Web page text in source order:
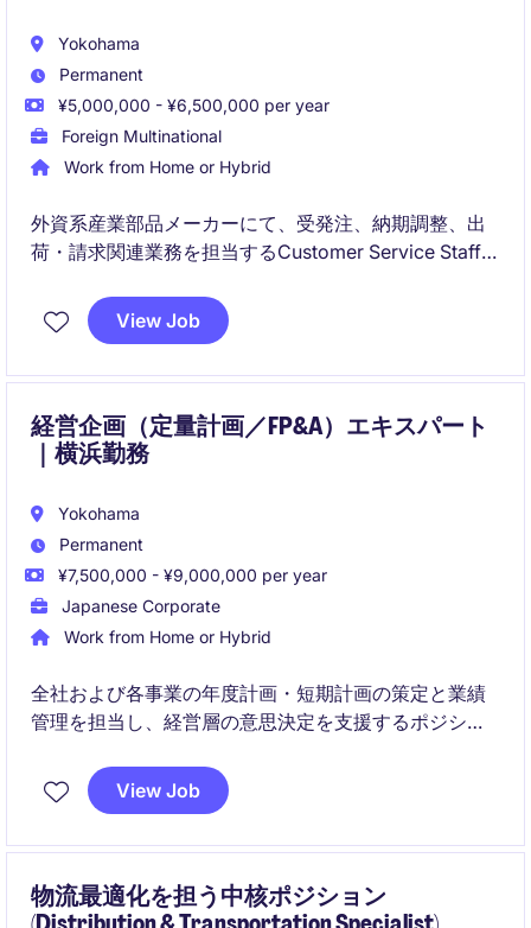
Yokohama
Permanent
¥5,000,000 - ¥6,500,000 per year
Foreign Multinational
Work from Home or Hybrid
外資系産業部品メーカーにて、受発注、納期調整、出
荷・請求関連業務を担当するCustomer Service Staffポ
SAP経験者は歓迎ですが、今回は急募のため、ERPを
使用した受発注経験や営業事務・カスタマーサービス
View Job
経営企画（定量計画／FP&A）エキスパート
｜横浜勤務
Yokohama
Permanent
¥7,500,000 - ¥9,000,000 per year
Japanese Corporate
Work from Home or Hybrid
全社および各事業の年度計画・短期計画の策定と業績
管理を担当し、経営層の意思決定を支援するポジショ
計画達成に向けた改善活動や重点施策の推進をリード
していただきます。
View Job
物流最適化を担う中核ポジション